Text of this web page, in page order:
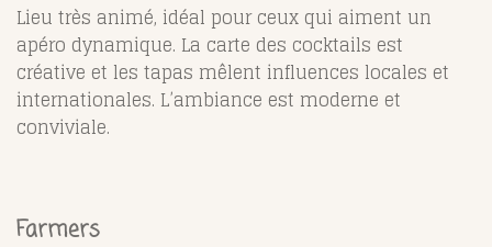
Lieu très animé, idéal pour ceux qui aiment un
apéro dynamique. La carte des cocktails est
créative et les tapas mêlent influences locales et
internationales. L’ambiance est moderne et
conviviale.
Farmers